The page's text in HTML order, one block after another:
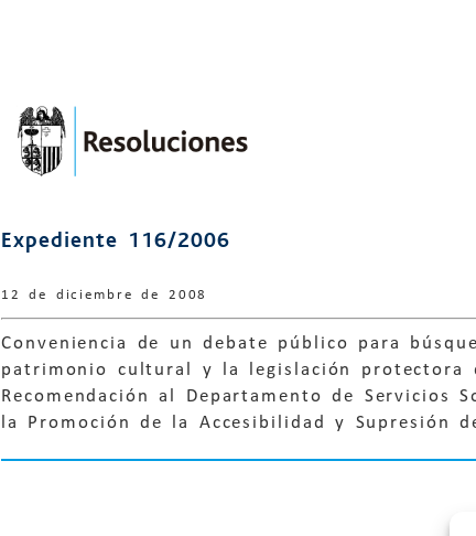
Expediente 116/2006
12 de diciembre de 2008
Conveniencia de un debate público para
patrimonio cultural y la legislación protectora
Recomendación al Departamento de Servicios
la Promoción de la Accesibilidad y Supresión